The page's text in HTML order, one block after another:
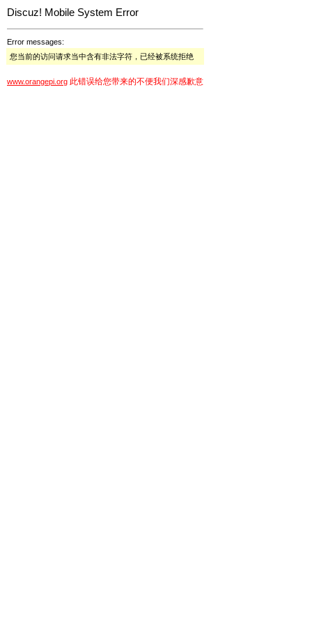
Discuz! Mobile System Error
Error messages:
您当前的访问请求当中含有非法字符，已经被系统拒绝
www.orangepi.org 此错误给您带来的不便我们深感歉意